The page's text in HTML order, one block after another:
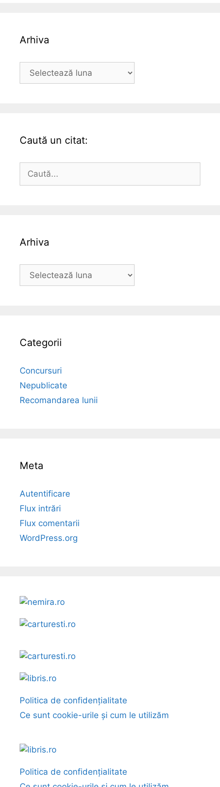
Arhiva
Arhiva
Caută un citat:
după:
Arhiva
Arhiva
Categorii
Concursuri
Nepublicate
Recomandarea lunii
Meta
Autentificare
Flux intrări
Flux comentarii
WordPress.org
Politica de confidențialitate
Ce sunt cookie-urile și cum le utilizăm
Politica de confidențialitate